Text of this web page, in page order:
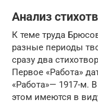
Анализ
К теме труда
разные периоды
сразу два
Первое «Работа»
«Работа»— 1917-м.
этом имеются в